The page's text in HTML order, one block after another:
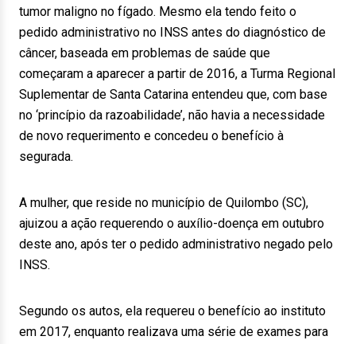
tumor maligno no fígado. Mesmo ela tendo feito o
pedido administrativo no INSS antes do diagnóstico de
câncer, baseada em problemas de saúde que
começaram a aparecer a partir de 2016, a Turma Regional
Suplementar de Santa Catarina entendeu que, com base
no ‘princípio da razoabilidade’, não havia a necessidade
de novo requerimento e concedeu o benefício à
segurada.
A mulher, que reside no município de Quilombo (SC),
ajuizou a ação requerendo o auxílio-doença em outubro
deste ano, após ter o pedido administrativo negado pelo
INSS.
Segundo os autos, ela requereu o benefício ao instituto
em 2017, enquanto realizava uma série de exames para